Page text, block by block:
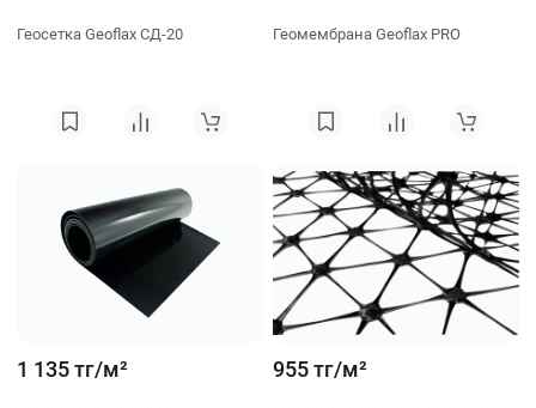
Геосетка Geoflax СД-20 Геомембрана Geoflax PRO
1 135 тг/м² 955 тг/м²